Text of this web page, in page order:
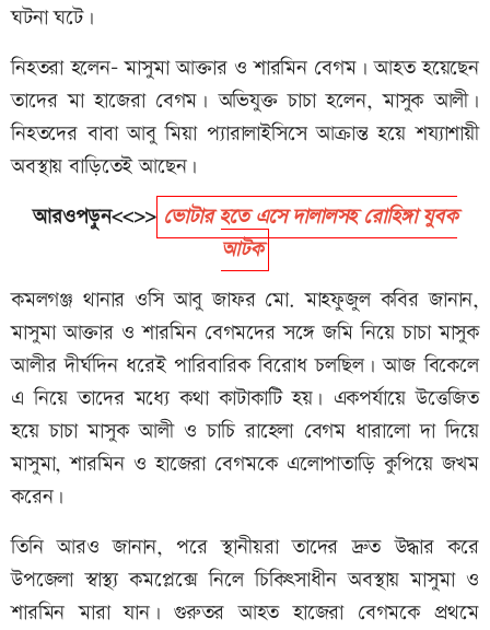
ঘটনা ঘটে।
নিহতরা হলেন- মাসুমা আক্তার ও শারমিন বেগম। আহত হয়েছেন
তাদের মা হাজেরা বেগম। অভিযুক্ত চাচা হলেন, মাসুক আলী।
নিহতদের বাবা আবু মিয়া প্যারালাইসিসে আক্রান্ত হয়ে শয্যাশায়ী
অবস্থায় বাড়িতেই আছেন।
আরওপড়ুন<<>> ভোটার হতে এসে দালালসহ রোহিঙ্গা যুবক
আটক
কমলগঞ্জ থানার ওসি আবু জাফর মো. মাহফুজুল কবির জানান,
মাসুমা আক্তার ও শারমিন বেগমদের সঙ্গে জমি নিয়ে চাচা মাসুক
আলীর দীর্ঘদিন ধরেই পারিবারিক বিরোধ চলছিল। আজ বিকেলে
এ নিয়ে তাদের মধ্যে কথা কাটাকাটি হয়। একপর্যায়ে উত্তেজিত
হয়ে চাচা মাসুক আলী ও চাচি রাহেলা বেগম ধারালো দা দিয়ে
মাসুমা, শারমিন ও হাজেরা বেগমকে এলোপাতাড়ি কুপিয়ে জখম
করেন।
তিনি আরও জানান, পরে স্থানীয়রা তাদের দ্রুত উদ্ধার করে
উপজেলা স্বাস্থ্য কমপ্লেক্সে নিলে চিকিৎসাধীন অবস্থায় মাসুমা ও
শারমিন মারা যান। গুরুতর আহত হাজেরা বেগমকে প্রথমে